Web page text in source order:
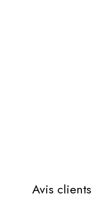
Avis clients